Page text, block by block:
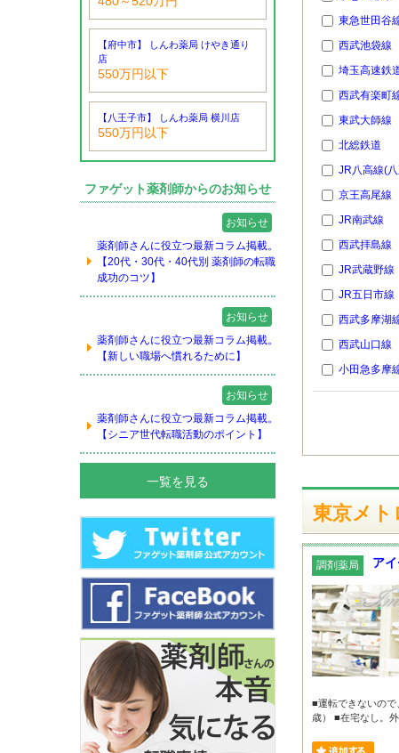
【府中市】 しんわ薬局 けやき通り
店
550万円以下
【八王子市】 しんわ薬局 横川店
550万円以下
ファゲット薬剤師からのお知らせ
お知らせ
薬剤師さんに役立つ最新コラム掲載。
【20代・30代・40代別 薬剤師の転職
成功のコツ】
お知らせ
薬剤師さんに役立つ最新コラム掲載。
【新しい職場へ慣れるために】
お知らせ
薬剤師さんに役立つ最新コラム掲載。
【シニア世代転職活動のポイント】
一覧を見る
東急世田谷
西武池袋線
埼玉高速鉄
西武有楽町
東武大師線
北総鉄道
JR八高線(
京王高尾線
JR南武線
西武拝島線
JR武蔵野線
JR五日市線
西武多摩湖
西武山口線
小田急多摩
東京メト
調剤薬局 ア
■運転できないので
歳） ■在宅なし。